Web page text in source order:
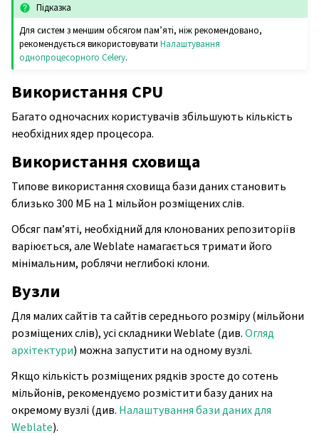
Підказка
Для систем з меншим обсягом пам’яті, ніж рекомендовано,
рекомендується використовуватиНалаштування
однопроцесорного Celery.
Використання CPU
Багато одночасних користувачів збільшують кількість
необхідних ядер процесора.
Використання сховища
Типове використання сховища бази даних становить
близько 300 МБ на 1 мільйон розміщених слів.
Обсяг пам’яті, необхідний для клонованих репозиторіїв
варіюється, але Weblate намагається тримати його
мінімальним, роблячи неглибокі клони.
Вузли
Для малих сайтів та сайтів середнього розміру (мільйони
розміщених слів), усі складники Weblate (див.Огляд
архітектури) можна запустити на одному вузлі.
Якщо кількість розміщених рядків зросте до сотень
мільйонів, рекомендуємо розмістити базу даних на
окремому вузлі (див. Налаштування бази даних для
Weblate).